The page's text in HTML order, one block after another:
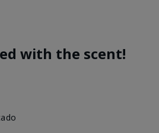
with the scent!